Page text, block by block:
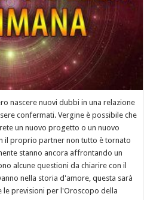
nascere nuovi dubbi in una relazione
confermati. Vergine è possibile che
un nuovo progetto o un nuovo
il proprio partner non tutto è tornato
stanno ancora affrontando un
alcune questioni da chiarire con il
nella storia d'amore, questa sarà
le previsioni per l'Oroscopo della